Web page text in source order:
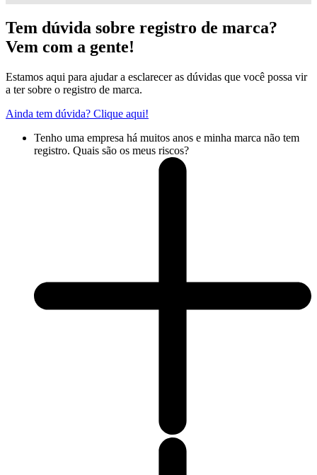
Tem dúvida sobre registro de marca?
Vem com a gente!
Estamos aqui para ajudar a esclarecer as dúvidas que você possa vir
a ter sobre o registro de marca.
Ainda tem dúvida? Clique aqui!
Tenho uma empresa há muitos anos e minha marca não tem
registro. Quais são os meus riscos?